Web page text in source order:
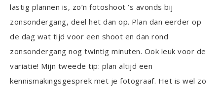
lastig plannen is, zo’n fotoshoot ’s avonds bij
zonsondergang, deel het dan op. Plan dan eerder op
de dag wat tijd voor een shoot en dan rond
zonsondergang nog twintig minuten. Ook leuk voor de
variatie! Mijn tweede tip: plan altijd een
kennismakingsgesprek met je fotograaf. Het is wel zo